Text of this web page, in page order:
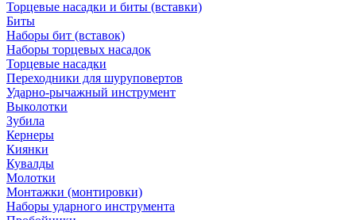
Торцевые насадки и биты (вставки)
Биты
Наборы бит (вставок)
Наборы торцевых насадок
Торцевые насадки
Переходники для шуруповертов
Ударно-рычажный инструмент
Выколотки
Зубила
Кернеры
Киянки
Кувалды
Молотки
Монтажки (монтировки)
Наборы ударного инструмента